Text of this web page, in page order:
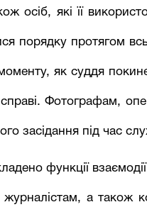
осіб, які її
порядку протягом
як суддя
Фотографам,
засідання під час
функції
а також